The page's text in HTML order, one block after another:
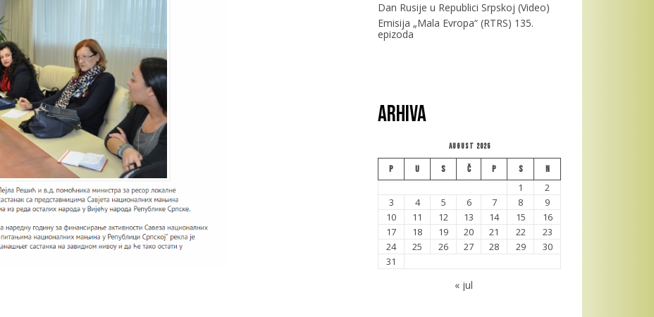
Dan Rusije u Republici Srpskoj (Video)
Emisija „Mala Evropa“ (RTRS) 135.
epizoda
Arhiva
August 2026
P U S Č P S N
1
2
3
4 5 6 7 8
9
10
11 12 13 14 15
16
17
18 19 20 21 22
23
24
25 26 27 28 29
30
31
« jul